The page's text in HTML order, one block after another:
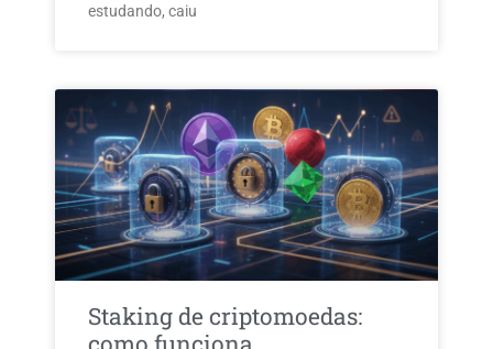
estudando, caiu
Staking de criptomoedas: